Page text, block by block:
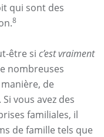
qui sont des
8
être si c’est vraiment
nombreuses
de
vous avez des
familiales, il
de famille tels que